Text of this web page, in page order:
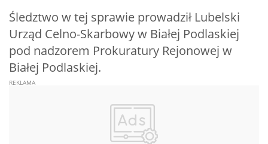
Śledztwo w tej sprawie prowadził Lubelski
Urząd Celno-Skarbowy w Białej Podlaskiej
pod nadzorem Prokuratury Rejonowej w
Białej Podlaskiej.